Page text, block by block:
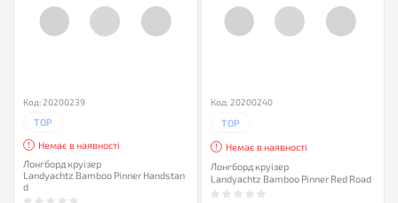
Код: 20200239
TOP
Немає в наявності
Лонгборд круізер
Landyachtz Bamboo Pinner Handstan
d
Код: 20200240
TOP
Немає в наявності
Лонгборд круізер
Landyachtz Bamboo Pinner Red Road